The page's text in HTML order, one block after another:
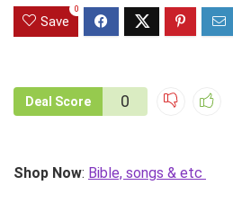
Save
0
Deal Score 0
Shop Now: Bible, songs & etc